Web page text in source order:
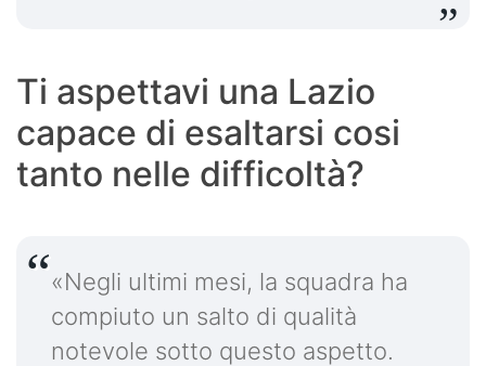
Ti aspettavi una Lazio
capace di esaltarsi cosi
tanto nelle difficoltà?
«Negli ultimi mesi, la squadra ha
compiuto un salto di qualità
notevole sotto questo aspetto.